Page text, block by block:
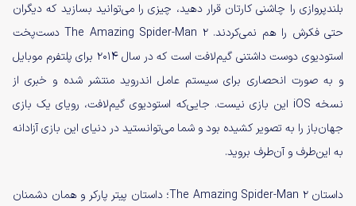
بلندپروازی را چاشنی کارتان قرار دهید، چیزی را می‌توانید بسازید که دیگران
حتی فکرش را هم نمی‌کردند. The Amazing Spider-Man 2 دست‌پخت
استودیوی دوست داشتنی گیم‌لافت است که در سال ۲۰۱۴ برای پلتفرم موبایل
و به صورت انحصاری برای سیستم عامل اندروید منتشر شده و خبری از
نسخه iOS این بازی نیست. جایی‌که استودیوی گیم‌لافت، رویای یک بازی
جهان‌باز را به تصویر کشیده بود و شما می‌توانستید در دنیای این بازی آزادانه
به این‌طرف و آن‌طرف بروید.
داستان The Amazing Spider-Man 2؛ داستان پیتر پارکر و همان دشمنان